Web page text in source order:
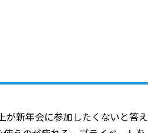
が新年会に参加したくないと答え